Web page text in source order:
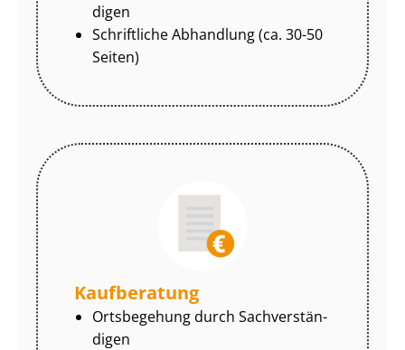
di­gen
Schriftliche Abhandlung (ca. 30-50
Seiten)
Kaufberatung
Ortsbegehung durch Sach­ver­stän­
di­gen